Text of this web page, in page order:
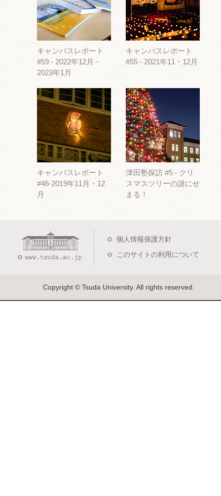
キャンパスレポート
#59 - 2022年12月・
2023年1月
キャンパスレポート
#55 - 2021年11・12月
キャンパスレポート
#46-2019年11月・12
月
津田塾探訪 #5 - クリ
スマスツリーの謎にせ
まる！
個人情報保護方針
このサイトの利用について
Copyright © Tsuda University. All rights reserved.